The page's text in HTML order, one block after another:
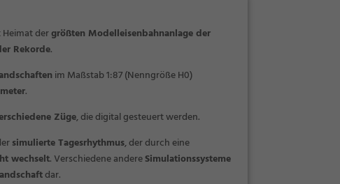
Heimat dergrößten Modelleisenbahnanlage der
Rekorde.
im Maßstab 1:87 (Nenngröße H0)
.
Züge, die digital gesteuert werden.
simulierte Tagesrhythmus, der durch eine
wechselt. Verschiedene andereSimulationssysteme
dar.